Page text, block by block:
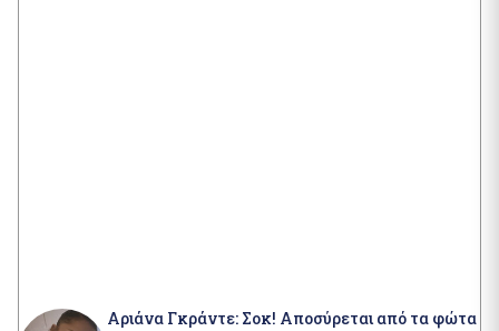
Αριάνα Γκράντε: Σοκ! Αποσύρεται από τα φώτα